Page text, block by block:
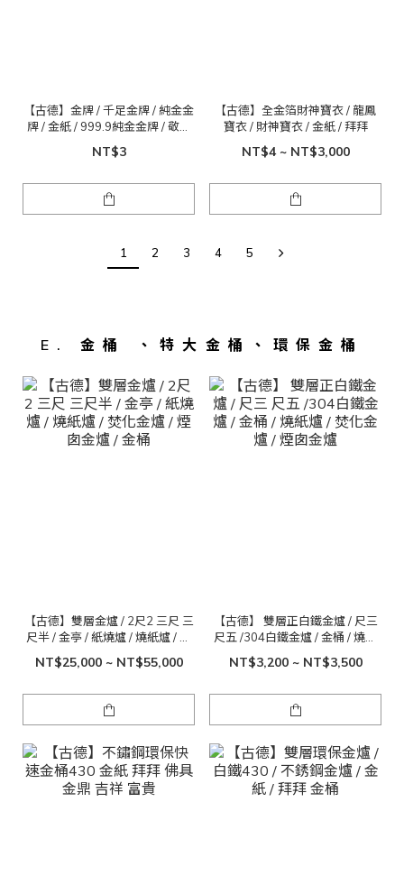
【古德】金牌 / 千足金牌 / 純金金
牌 / 金紙 / 999.9純金金牌 / 敬神
禮佛
NT$3
【古德】全金箔財神寶衣 / 龍鳳
寶衣 / 財神寶衣 / 金紙 / 拜拜
NT$4 ~ NT$3,000
1 2 3 4 5
E. 金桶 、特大金桶、環保金桶
【古德】雙層金爐 / 2尺2 三尺 三
尺半 / 金亭 / 紙燒爐 / 燒紙爐 / 焚
化金爐 / 煙囱金爐 / 金桶
NT$25,000 ~ NT$55,000
【古德】 雙層正白鐵金爐 / 尺三
尺五 /304白鐵金爐 / 金桶 / 燒紙
爐 / 焚化金爐 / 煙囱金爐
NT$3,200 ~ NT$3,500